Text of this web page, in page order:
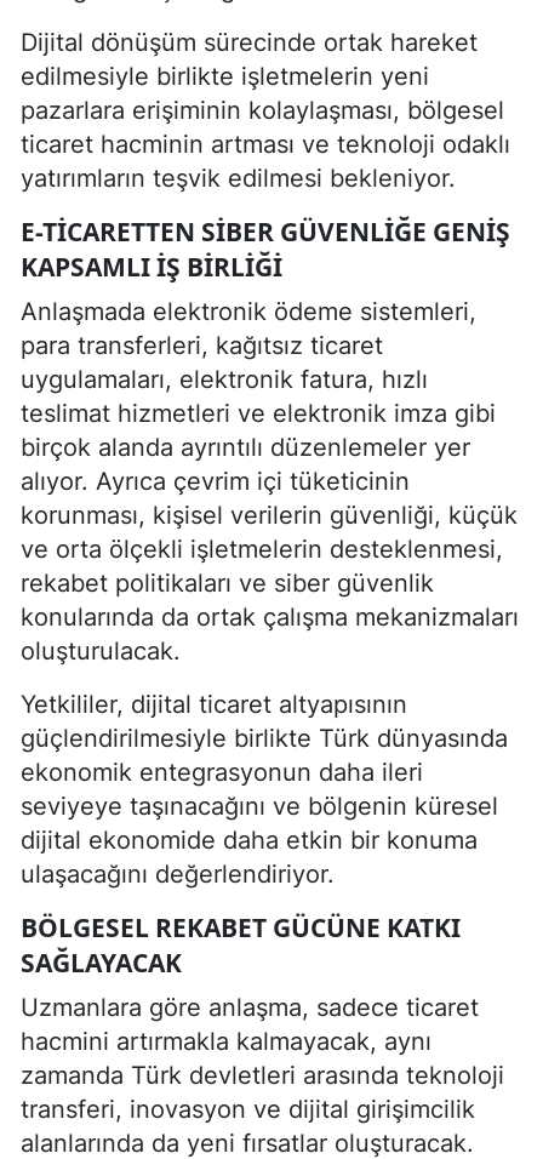
Dijital dönüşüm sürecinde ortak hareket
edilmesiyle birlikte işletmelerin yeni
pazarlara erişiminin kolaylaşması, bölgesel
ticaret hacminin artması ve teknoloji odaklı
yatırımların teşvik edilmesi bekleniyor.
E-TICARETTEN SIBER GÜVENLIĞE GENIŞ
KAPSAMLI IŞ BIRLIĞI
Anlaşmada elektronik ödeme sistemleri,
para transferleri, kağıtsız ticaret
uygulamaları, elektronik fatura, hızlı
teslimat hizmetleri ve elektronik imza gibi
birçok alanda ayrıntılı düzenlemeler yer
alıyor. Ayrıca çevrim içi tüketicinin
korunması, kişisel verilerin güvenliği, küçük
ve orta ölçekli işletmelerin desteklenmesi,
rekabet politikaları ve siber güvenlik
konularında da ortak çalışma mekanizmaları
oluşturulacak.
Yetkililer, dijital ticaret altyapısının
güçlendirilmesiyle birlikte Türk dünyasında
ekonomik entegrasyonun daha ileri
seviyeye taşınacağını ve bölgenin küresel
dijital ekonomide daha etkin bir konuma
ulaşacağını değerlendiriyor.
BÖLGESEL REKABET GÜCÜNE KATKI
SAĞLAYACAK
Uzmanlara göre anlaşma, sadece ticaret
hacmini artırmakla kalmayacak, aynı
zamanda Türk devletleri arasında teknoloji
transferi, inovasyon ve dijital girişimcilik
alanlarında da yeni fırsatlar oluşturacak.